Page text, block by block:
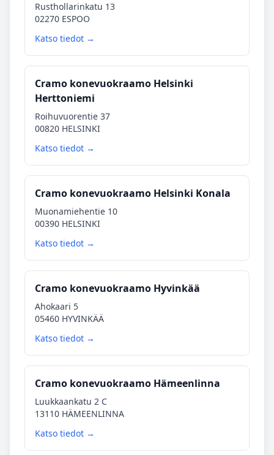
Rusthollarinkatu 13
02270 ESPOO
Katso tiedot →
Cramo konevuokraamo Helsinki
Herttoniemi
Roihuvuorentie 37
00820 HELSINKI
Katso tiedot →
Cramo konevuokraamo Helsinki Konala
Muonamiehentie 10
00390 HELSINKI
Katso tiedot →
Cramo konevuokraamo Hyvinkää
Ahokaari 5
05460 HYVINKÄÄ
Katso tiedot →
Cramo konevuokraamo Hämeenlinna
Luukkaankatu 2 C
13110 HÄMEENLINNA
Katso tiedot →